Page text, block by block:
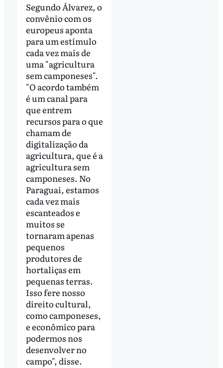
Segundo Álvarez, o
convênio com os
europeus aponta
para um estímulo
cada vez mais de
uma "agricultura
sem camponeses".
"O acordo também
é um canal para
que entrem
recursos para o que
chamam de
digitalização da
agricultura, que é a
agricultura sem
camponeses. No
Paraguai, estamos
cada vez mais
escanteados e
muitos se
tornaram apenas
pequenos
produtores de
hortaliças em
pequenas terras.
Isso fere nosso
direito cultural,
como camponeses,
e econômico para
podermos nos
desenvolver no
campo", disse.